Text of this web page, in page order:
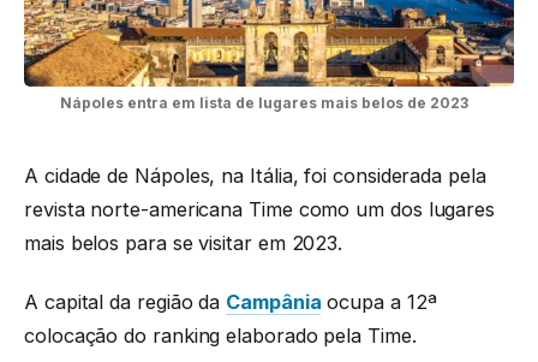
Nápoles entra em lista de lugares mais belos de 2023
A cidade de Nápoles, na Itália, foi considerada pela
revista norte-americana Time como um dos lugares
mais belos para se visitar em 2023.
A capital da região da Campânia ocupa a 12ª
colocação do ranking elaborado pela Time.